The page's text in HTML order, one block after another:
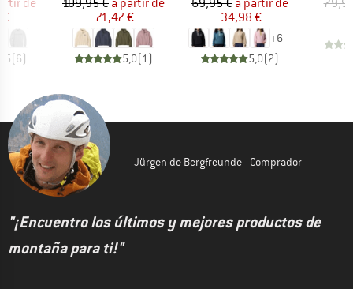
de
(6)
109,95 € a partir de
71,47 €
5,0(1)
69,95 € a partir de
34,98 €
+6
5,0(2)
Jürgen de Bergfreunde - Comprador
"¡Encuentro los últimos y mejores productos de
montaña para ti!"